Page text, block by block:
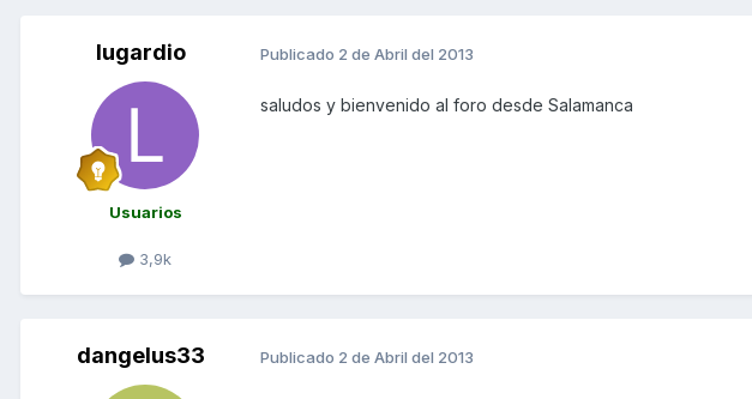
lugardio
Usuarios
3,9k
Publicado 2 de Abril del 2013
saludos y bienvenido al foro desde Salamanca
dangelus33 Publicado 2 de Abril del 2013